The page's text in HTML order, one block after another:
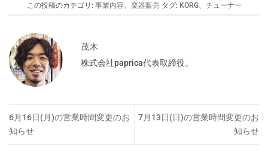
この投稿のカテゴリ: 事業内容 楽器販売 タグ: KORG、 チューナー
茂木
株式会社paprica代表取締役。
6月16日(月)の営業時間変更のお
知らせ
7月13日(日)の営業時間変更のお
知らせ